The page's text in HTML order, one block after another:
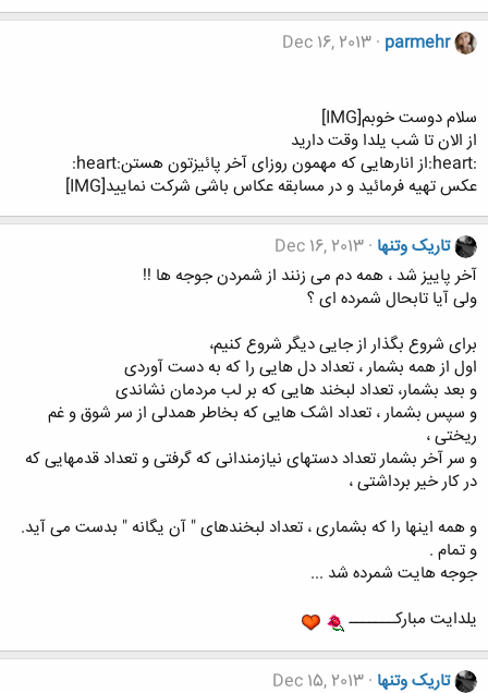
parmehr
Dec 16, 2013
سلام دوست خوبم[IMG]
از الان تا شب یلدا وقت دارید
:heart:از انارهایی که مهمون روزای آخر پائیزتون هستن:heart:
عکس تهیه فرمائید و در مسابقه عکاس باشی شرکت نمایید[IMG]
تاریک وتنها Dec 16, 2013
آخر پاییز شد ، همه دم می زنند از شمردن جوجه ها !!
ولی آیا تابحال شمرده ای ؟
برای شروع بگذار از جایی دیگر شروع کنیم،
اول از همه بشمار ، تعداد دل هایی را که به دست آوردی
و بعد بشمار، تعداد لبخند هایی که بر لب مردمان نشاندی
و سپس بشمار ، تعداد اشک هایی که بخاطر همدلی از سر شوق و غم
ریختی ،
و سر آخر بشمار تعداد دستهای نیازمندانی که گرفتی و تعداد قدمهایی که
در کار خیر برداشتی ،
و همه اینها را که بشماری ، تعداد لبخندهای " آن یگانه " بدست می آید.
و تمام .
جوجه هایت شمرده شد ...
یلدایت مبارکـــــــ
تاریک وتنها Dec 15, 2013